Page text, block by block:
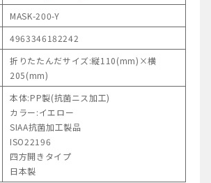
MASK-200-Y
4963346182242
折りたたんだサイズ:縦110(mm)×横
205(mm)
本体:PP製(抗菌ニス加工)
カラー:イエロー
SIAA抗菌加工製品
ISO22196
四方開きタイプ
日本製